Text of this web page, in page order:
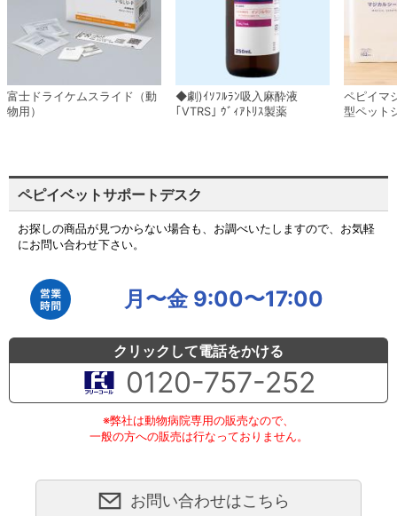
富士ドライケムスライド（動
物用）
◆劇)ｲｿﾌﾙﾗﾝ吸入麻酔液
｢VTRS｣ ｳﾞｨｱﾄﾘｽ製薬
ペピイマ
型ペット
ペピイベットサポートデスク
お探しの商品が見つからない場合も、お調べいたしますので、お気軽
にお問い合わせ下さい。
月〜金 9:00〜17:00
クリックして電話をかける
0120-757-252
※弊社は動物病院専用の販売なので、
一般の方への販売は行なっておりません。
お問い合わせはこちら